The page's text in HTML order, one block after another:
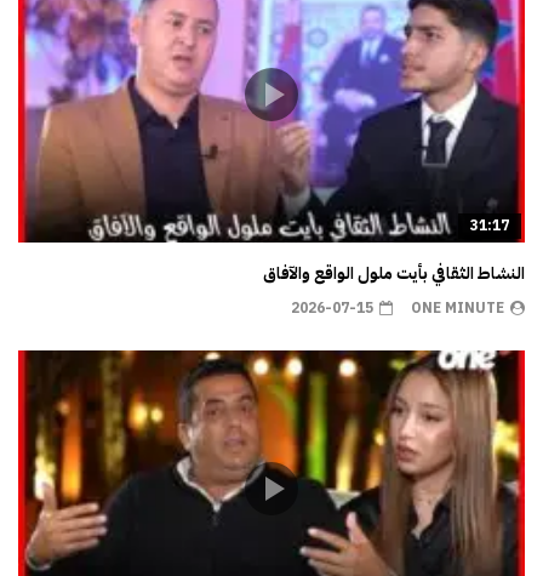
31:17
النشاط الثقافي بأيت ملول الواقع والآفاق
ONE MINUTE
2026-07-15